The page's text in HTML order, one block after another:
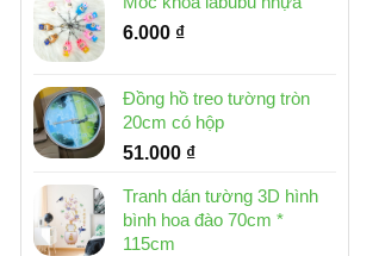
6.000 ₫
Đồng hồ treo tường tròn
20cm có hộp
51.000 ₫
Tranh dán tường 3D hình
bình hoa đào 70cm *
115cm